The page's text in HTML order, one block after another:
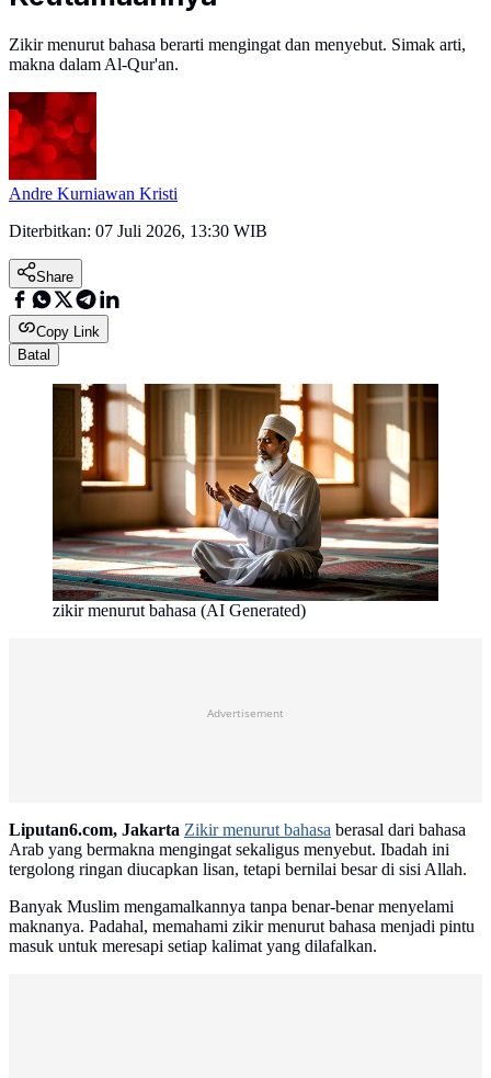
Zikir menurut bahasa berarti mengingat dan menyebut. Simak arti,
makna dalam Al-Qur'an.
Andre Kurniawan Kristi
Diterbitkan: 07 Juli 2026, 13:30 WIB
Share
Copy Link
Batal
zikir menurut bahasa (AI Generated)
Advertisement
Liputan6.com, Jakarta Zikir menurut bahasa berasal dari bahasa
Arab yang bermakna mengingat sekaligus menyebut. Ibadah ini
tergolong ringan diucapkan lisan, tetapi bernilai besar di sisi Allah.
Banyak Muslim mengamalkannya tanpa benar-benar menyelami
maknanya. Padahal, memahami zikir menurut bahasa menjadi pintu
masuk untuk meresapi setiap kalimat yang dilafalkan.